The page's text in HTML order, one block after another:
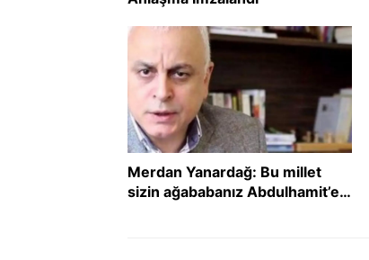
Merdan Yanardağ: Bu millet
sizin ağababanız Abdulhamit’e